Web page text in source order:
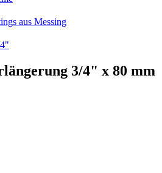
aus Messing
3/4" x 80 mm